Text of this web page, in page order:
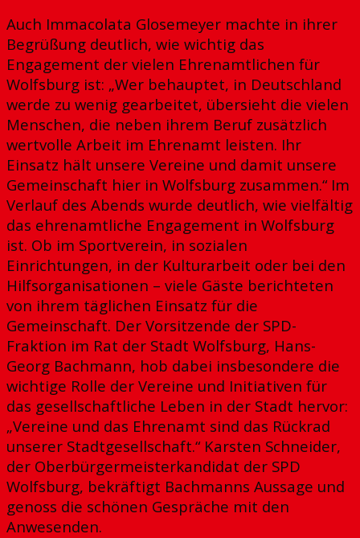
Auch Immacolata Glosemeyer machte in ihrer
Begrüßung deutlich, wie wichtig das
Engagement der vielen Ehrenamtlichen für
Wolfsburg ist: „Wer behauptet, in Deutschland
werde zu wenig gearbeitet, übersieht die vielen
Menschen, die neben ihrem Beruf zusätzlich
wertvolle Arbeit im Ehrenamt leisten. Ihr
Einsatz hält unsere Vereine und damit unsere
Gemeinschaft hier in Wolfsburg zusammen.“ Im
Verlauf des Abends wurde deutlich, wie vielfältig
das ehrenamtliche Engagement in Wolfsburg
ist. Ob im Sportverein, in sozialen
Einrichtungen, in der Kulturarbeit oder bei den
Hilfsorganisationen – viele Gäste berichteten
von ihrem täglichen Einsatz für die
Gemeinschaft. Der Vorsitzende der SPD-
Fraktion im Rat der Stadt Wolfsburg, Hans-
Georg Bachmann, hob dabei insbesondere die
wichtige Rolle der Vereine und Initiativen für
das gesellschaftliche Leben in der Stadt hervor:
„Vereine und das Ehrenamt sind das Rückrad
unserer Stadtgesellschaft.“ Karsten Schneider,
der Oberbürgermeisterkandidat der SPD
Wolfsburg, bekräftigt Bachmanns Aussage und
genoss die schönen Gespräche mit den
Anwesenden.